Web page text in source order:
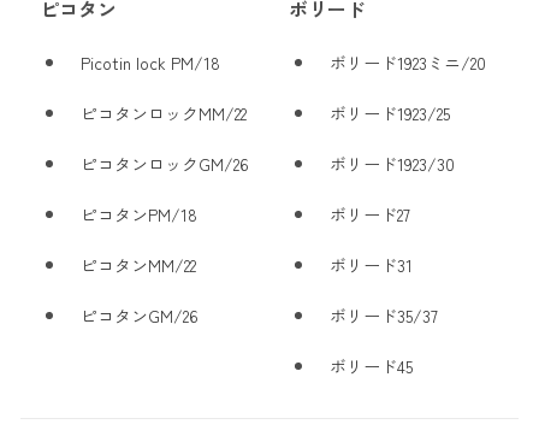
ピコタン
Picotin lock PM/18
ピコタンロックMM/22
ピコタンロックGM/26
ピコタンPM/18
ピコタンMM/22
ピコタンGM/26
ボリード
ボリード1923ミニ/20
ボリード1923/25
ボリード1923/30
ボリード27
ボリード31
ボリード35/37
ボリード45